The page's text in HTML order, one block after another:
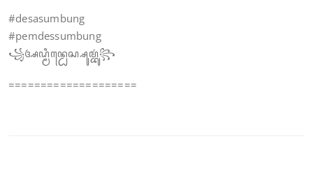
#desasumbung
#pemdessumbung
꧁ꦄꦝ꧀ꦩꦶꦤ꧀ꦝꦺꦱ꧀ꦱꦸꦩ꧀ꦧꦸꦁ꧂
====================